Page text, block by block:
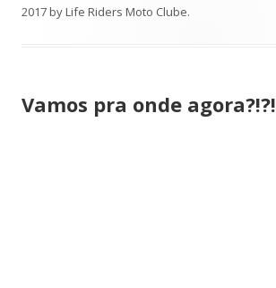
2017byLife Riders Moto Clube.
Vamos pra onde agora?!?!